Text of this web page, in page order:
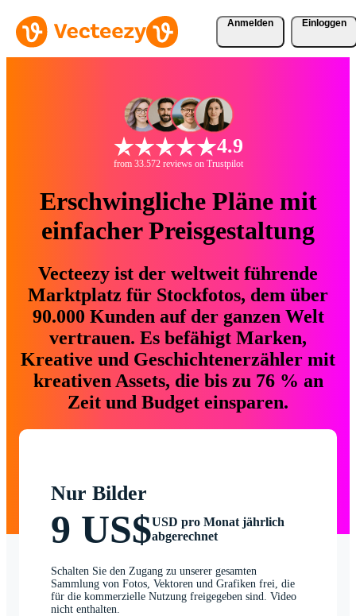
Anmelden Einloggen
4.9
from 33.572 reviews on Trustpilot
Erschwingliche Pläne mit
einfacher Preisgestaltung
Vecteezy ist der weltweit führende
Marktplatz für Stockfotos, dem über
90.000 Kunden auf der ganzen Welt
vertrauen. Es befähigt Marken,
Kreative und Geschichtenerzähler mit
kreativen Assets, die bis zu 76 % an
Zeit und Budget einsparen.
Nur Bilder
9 US$USD pro Monat jährlich
abgerechnet
Schalten Sie den Zugang zu unserer gesamten
Sammlung von Fotos, Vektoren und Grafiken frei, die
für die kommerzielle Nutzung freigegeben sind. Video
nicht enthalten.